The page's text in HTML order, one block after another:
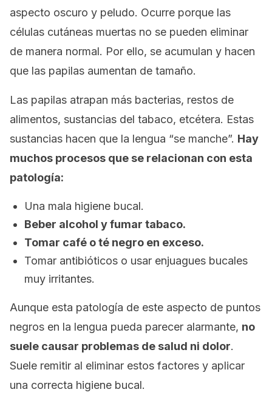
aspecto oscuro y peludo. Ocurre porque las
células cutáneas muertas no se pueden eliminar
de manera normal. Por ello, se acumulan y hacen
que las papilas aumentan de tamaño.
Las papilas atrapan más bacterias, restos de
alimentos, sustancias del tabaco, etcétera. Estas
sustancias hacen que la lengua “se manche”. Hay
muchos procesos que se relacionan con esta
patología:
Una mala higiene bucal.
Beber alcohol y fumar tabaco.
Tomar café o té negro en exceso.
Tomar antibióticos o usar enjuagues bucales
muy irritantes.
Aunque esta patología de este aspecto de puntos
negros en la lengua pueda parecer alarmante, no
suele causar problemas de salud ni dolor.
Suele remitir al eliminar estos factores y aplicar
una correcta higiene bucal.